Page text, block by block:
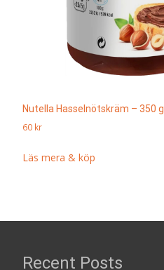
Nutella Hasselnötskräm – 350 g
60 kr
Läs mera & köp
Recent Posts